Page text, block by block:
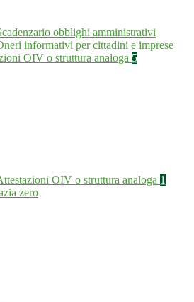
obblighi amministrativi
informativi per cittadini e imprese
OIV o struttura analoga 5
OIV o struttura analoga 1
zero